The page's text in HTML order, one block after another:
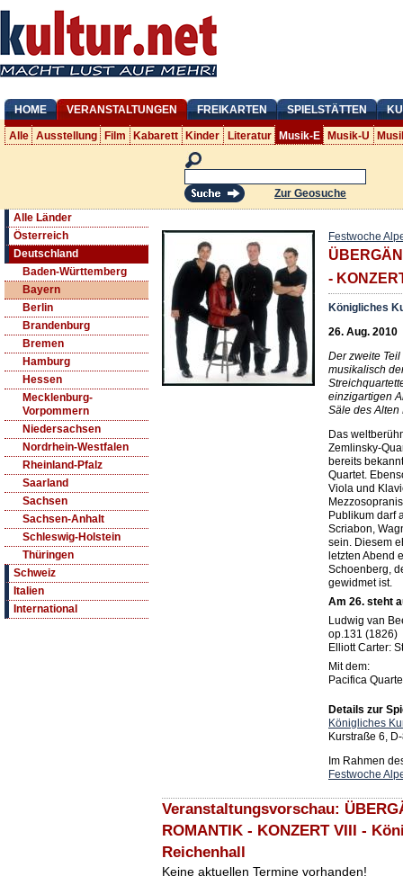
HOME VERANSTALTUNGEN FREIKARTEN SPIELSTÄTTEN
Alle Ausstellung Film Kabarett Kinder Literatur Musik-E Musik-U
Zur Geosuche
Alle Länder
Österreich
Deutschland
Baden-Württemberg
Bayern
Berlin
Brandenburg
Bremen
Hamburg
Hessen
Mecklenburg-
Vorpommern
Niedersachsen
Nordrhein-Westfalen
Rheinland-Pfalz
Saarland
Sachsen
Sachsen-Anhalt
Schleswig-Holstein
Thüringen
Schweiz
Italien
International
Festwoche
-
Königliches
26. Aug. 2010
Der zweite
musikalisch
einzigartigen
Säle des
Das
Zemlinsky-
bereits
Quartet.
Viola und
Publikum darf
Scriabon,
sein. Diesem
letzten Abend
Schoenberg,
gewidmet ist.
Am 26. steht
Ludwig van
op.131 (1826)
Elliott Carter:
Mit dem:
Pacifica
Details zur
Königliches
Kurstraße 6,
Im Rahmen
Festwoche
Veranstaltungsvorschau:
ROMANTIK - KONZERT VIII -
Reichenhall
Keine aktuellen Termine vorhanden!